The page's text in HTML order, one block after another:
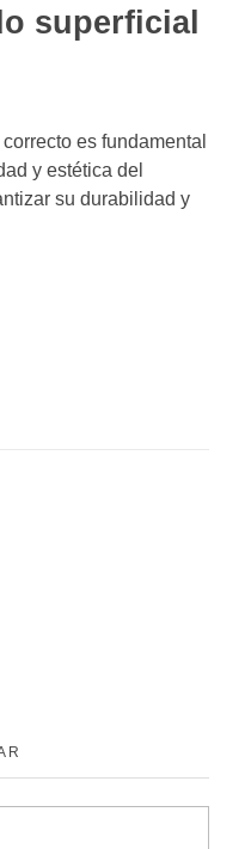
superficial
es fundamental
y estética del
su durabilidad y